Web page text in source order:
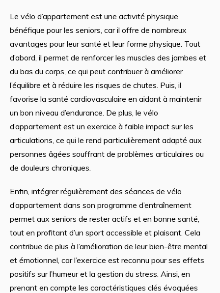
Le vélo d’appartement est une activité physique
bénéfique pour les seniors, car il offre de nombreux
avantages pour leur santé et leur forme physique. Tout
d’abord, il permet de renforcer les muscles des jambes et
du bas du corps, ce qui peut contribuer à améliorer
l’équilibre et à réduire les risques de chutes. Puis, il
favorise la santé cardiovasculaire en aidant à maintenir
un bon niveau d’endurance. De plus, le vélo
d’appartement est un exercice à faible impact sur les
articulations, ce qui le rend particulièrement adapté aux
personnes âgées souffrant de problèmes articulaires ou
de douleurs chroniques.
Enfin, intégrer régulièrement des séances de vélo
d’appartement dans son programme d’entraînement
permet aux seniors de rester actifs et en bonne santé,
tout en profitant d’un sport accessible et plaisant. Cela
contribue de plus à l’amélioration de leur bien-être mental
et émotionnel, car l’exercice est reconnu pour ses effets
positifs sur l’humeur et la gestion du stress. Ainsi, en
prenant en compte les caractéristiques clés évoquées